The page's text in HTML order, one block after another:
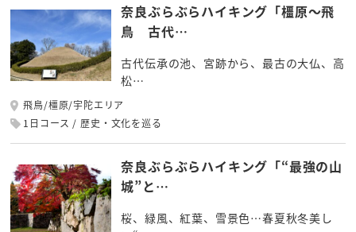
奈良ぶらぶらハイキング「橿原～飛
鳥 古代…
古代伝承の池、宮跡から、最古の大仏、高
松…
飛鳥/橿原/宇陀エリア
1日コース
歴史・文化を巡る
奈良ぶらぶらハイキング「“最強の山
城”と…
桜、緑風、紅葉、雪景色…春夏秋冬美し